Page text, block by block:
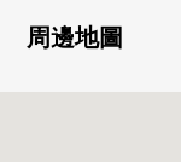
周邊地圖